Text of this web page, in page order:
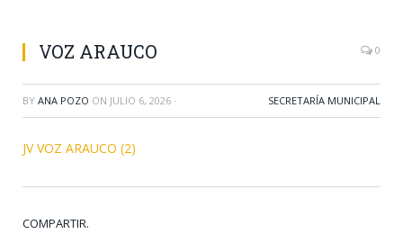
VOZ ARAUCO 0
BY ANA POZO ON JULIO 6, 2026 · SECRETARÍA MUNICIPAL
JV VOZ ARAUCO (2)
COMPARTIR.